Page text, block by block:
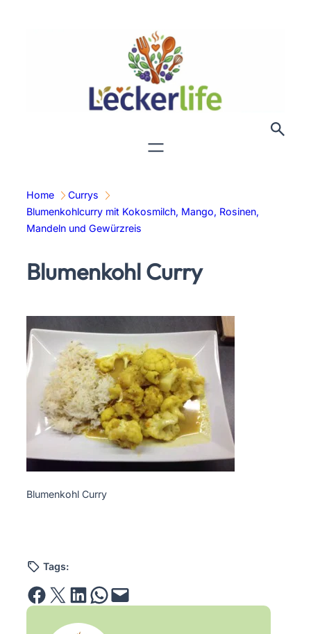
Home
Currys
Blumenkohlcurry mit Kokosmilch, Mango, Rosinen,
Mandeln und Gewürzreis
Blumenkohl Curry
Blumenkohl Curry
Tags:
Share on Facebook Email this Page Share on LinkedIn Share on WhatsApp Email this Page